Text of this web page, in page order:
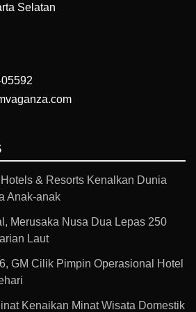
Selatan
& Resorts Kenalkan Dunia
Anak-anak
Merusaka Nusa Dua Lepas 250
Laut
GM Cilik Pimpin Operasional Hotel
Kenaikan Minat Wisata Domestik